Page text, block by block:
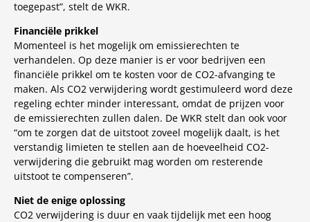
toegepast”, stelt de WKR.
Financiële prikkel
Momenteel is het mogelijk om emissierechten te
verhandelen. Op deze manier is er voor bedrijven een
financiële prikkel om te kosten voor de CO2-afvanging te
maken. Als CO2 verwijdering wordt gestimuleerd word deze
regeling echter minder interessant, omdat de prijzen voor
de emissierechten zullen dalen. De WKR stelt dan ook voor
“om te zorgen dat de uitstoot zoveel mogelijk daalt, is het
verstandig limieten te stellen aan de hoeveelheid CO2-
verwijdering die gebruikt mag worden om resterende
uitstoot te compenseren”.
Niet de enige oplossing
CO2 verwijdering is duur en vaak tijdelijk met een hoog